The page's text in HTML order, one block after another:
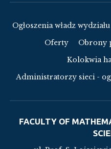
Ogłoszenia władz wydziału
Oferty
Obrony
Kolokwia
Administratorzy sieci -
FACULTY OF